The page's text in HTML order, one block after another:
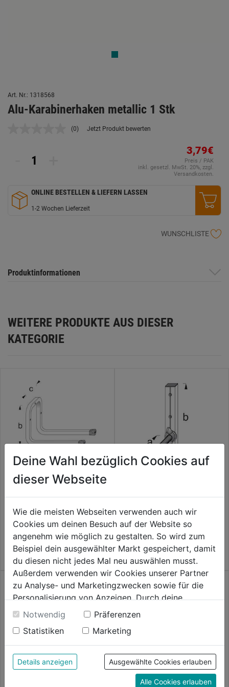
Art. Nr.: 1318568
Alu-Karabinerhaken metallic 1 Stk
Kein
(0) Jetzt Produkt bewerten
3,79€
Preis / PAK
inkl. gesetzl. MwSt. 20%, zzgl.
Versandkosten.
ONLINE BESTELLEN & LIEFERN LASSEN
1-2 Wochen Lieferzeit
WUNSCHLISTE
Produktinformationen
WEITERE PRODUKTE AUS DIESER
KATEGORIE
0.0 (0)
0.0
von
Sternen.
4,29€
0.0 (0)
0.0
von
5
Sternen.
4,29€
50mm
0.0 (0)
Deine Wahl bezüglich Cookies auf
dieser Webseite
Wie die meisten Webseiten verwenden auch wir
Cookies um deinen Besuch auf der Website so
angenehm wie möglich zu gestalten. So wird zum
Beispiel dein ausgewählter Markt gespeichert, damit
du diesen nicht jedes Mal neu auswählen musst.
Außerdem verwenden wir Cookies unserer Partner
zu Analyse- und Marketingzwecken sowie für die
Personalisierung von Anzeigen. Durch deine
Einwilligung werden die Daten von Drittanbieter,
unter anderem auch in den USA, verarbeitet.
Durch Klick auf "Alle Cookies erlauben" stimmst du
der Verwendung aller Cookies zu. Unter "Details
anzeigen" findest du alle Infos zu den
unterschiedlichen Cookies, unter "Cookies
Konfigurieren" kannst du auswählen, welche Cookies
Notwendig
Präferenzen
Statistiken
Marketing
Details anzeigen Ausgewählte Cookies erlauben
Alle Cookies erlauben